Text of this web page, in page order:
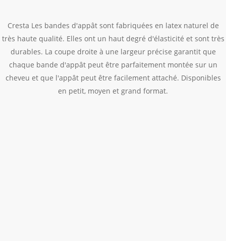
Cresta Les bandes d'appât sont fabriquées en latex naturel de
très haute qualité. Elles ont un haut degré d'élasticité et sont très
durables. La coupe droite à une largeur précise garantit que
chaque bande d'appât peut être parfaitement montée sur un
cheveu et que l'appât peut être facilement attaché. Disponibles
en petit, moyen et grand format.